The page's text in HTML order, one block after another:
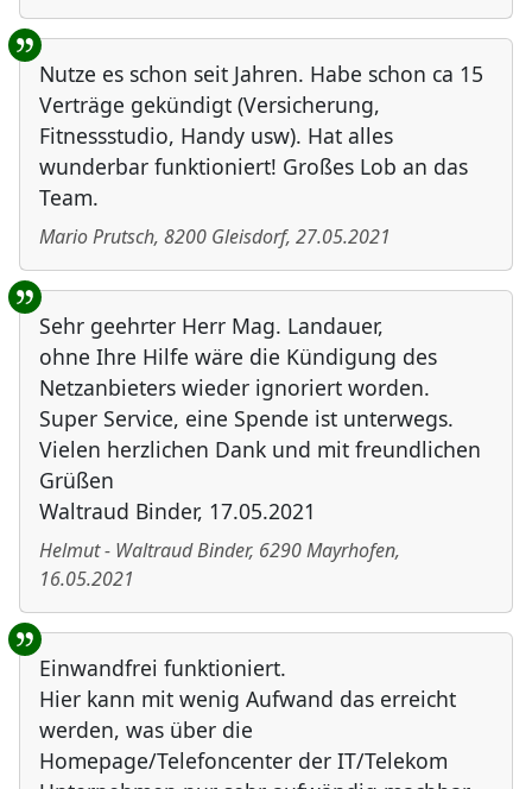
Nutze es schon seit Jahren. Habe schon ca 15
Verträge gekündigt (Versicherung,
Fitnessstudio, Handy usw). Hat alles
wunderbar funktioniert! Großes Lob an das
Team.
Mario Prutsch, 8200 Gleisdorf, 27.05.2021
Sehr geehrter Herr Mag. Landauer,
ohne Ihre Hilfe wäre die Kündigung des
Netzanbieters wieder ignoriert worden.
Super Service, eine Spende ist unterwegs.
Vielen herzlichen Dank und mit freundlichen
Grüßen
Waltraud Binder, 17.05.2021
Helmut - Waltraud Binder, 6290Mayrhofen,
16.05.2021
Einwandfrei funktioniert.
Hier kann mit wenig Aufwand das erreicht
werden, was über die
Homepage/Telefoncenter der IT/Telekom